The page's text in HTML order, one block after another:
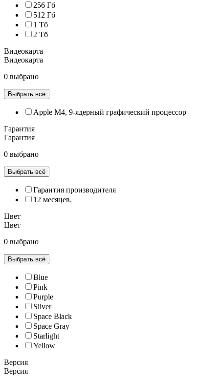
256 Гб
512 Гб
1 Тб
2 Тб
Видеокарта
Видеокарта
0 выбрано
Выбрать всё
Apple M4, 9‑ядерный графический процессор
Гарантия
Гарантия
0 выбрано
Выбрать всё
Гарантия производителя
12 месяцев.
Цвет
Цвет
0 выбрано
Выбрать всё
Blue
Pink
Purple
Silver
Space Black
Space Gray
Starlight
Yellow
Версия
Версия